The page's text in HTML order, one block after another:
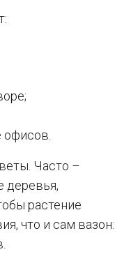
офисов.
Часто –
деревья,
растение
что и сам вазон: